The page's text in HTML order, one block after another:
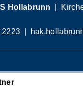
Hollabrunn
|
2223 |